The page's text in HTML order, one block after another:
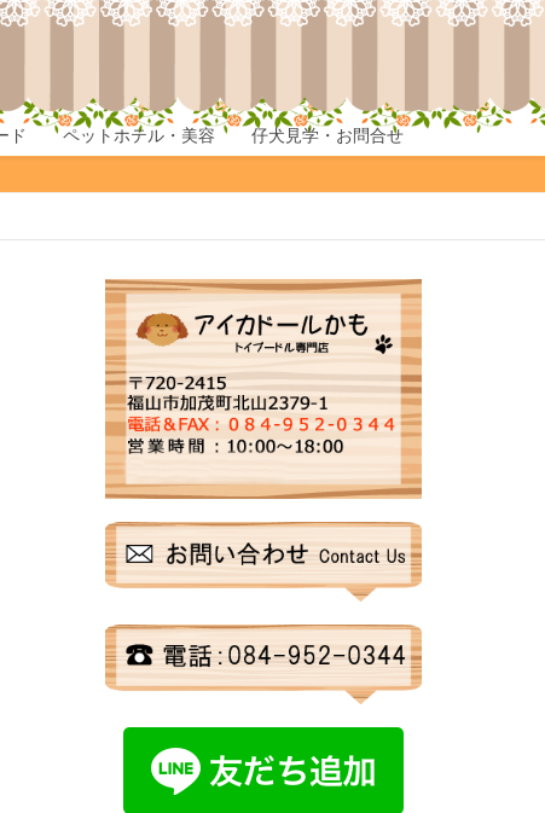
ド ペットホテル・美容 仔犬見学・お問合せ